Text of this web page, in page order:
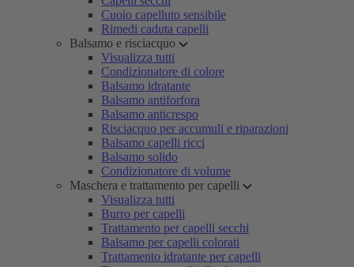
Cuoio capelluto sensibile
Rimedi caduta capelli
Balsamo e risciacquo
Visualizza tutti
Condizionatore di colore
Balsamo idratante
Balsamo antiforfora
Balsamo anticrespo
Risciacquo per accumuli e riparazioni
Balsamo capelli ricci
Balsamo solido
Condizionatore di volume
Maschera e trattamento per capelli
Visualizza tutti
Burro per capelli
Trattamento per capelli secchi
Balsamo per capelli colorati
Trattamento idratante per capelli